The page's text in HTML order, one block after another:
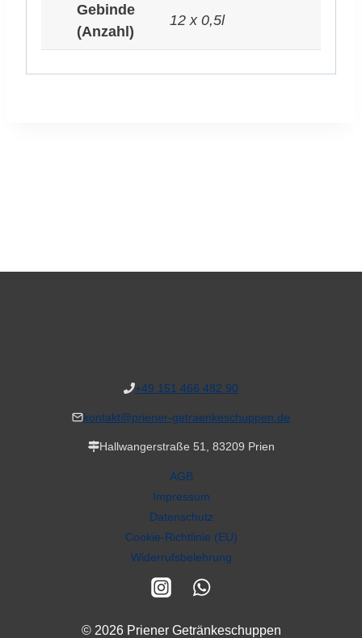
Gebinde
(Anzahl)
12 x 0,5l
+49 151 466 482 90
kontakt@priener-getraenkeschuppen.de
Hallwangerstraße 51, 83209 Prien
AGB
Impressum
Datenschutz
Cookie-Richtlinie (EU)
Widerrufsbelehrung
© 2026 Priener Getränkeschuppen